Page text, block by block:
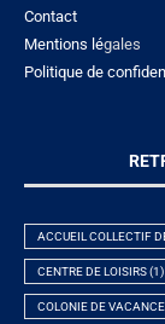
Contact
Mentions légales
Politique de
ACCUEIL COLLECTIF
CENTRE DE LOISIRS(1)
COLONIE DE